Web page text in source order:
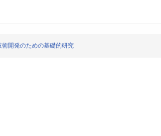
開発のための基礎的研究